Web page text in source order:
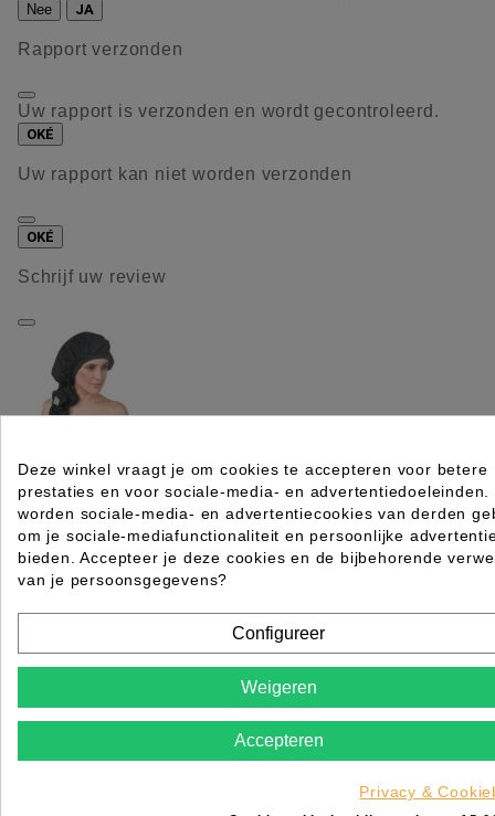
Nee JA
Rapport verzonden
Uw rapport is verzonden en wordt gecontroleerd.
OKÉ
Uw rapport kan niet worden verzonden
OKÉ
Schrijf uw review
FLEXI PERMANENTMUTS MET VELCROSLUITING
SIBEL
Rating forQuality
Uw naam
Deze winkel vraagt je om cookies te accepteren voor betere
prestaties en voor sociale-media- en advertentiedoeleinden.
worden sociale-media- en advertentiecookies van derden
om je sociale-mediafunctionaliteit en persoonlijke
bieden. Accepteer je deze cookies en de bijbehorende
van je persoonsgegevens?
Configureer
Weigeren
Accepteren
Privacy &